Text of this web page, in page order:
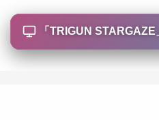
「 TRIGUN STARGAZE